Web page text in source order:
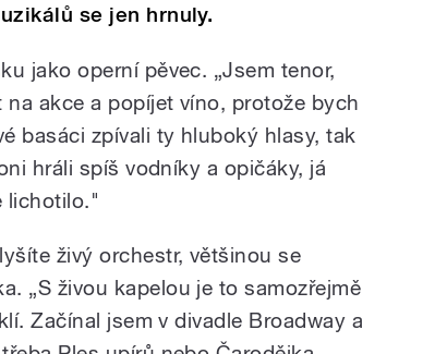
se jen hrnuly.
jako operní pěvec. „Jsem tenor,
akce a popíjet víno, protože bych
basáci zpívali ty hluboký hlasy, tak
hráli spíš vodníky a opičáky, já
lichotilo."
živý orchestr, většinou se
„S živou kapelou je to samozřejmě
Začínal jsem v divadle Broadway a